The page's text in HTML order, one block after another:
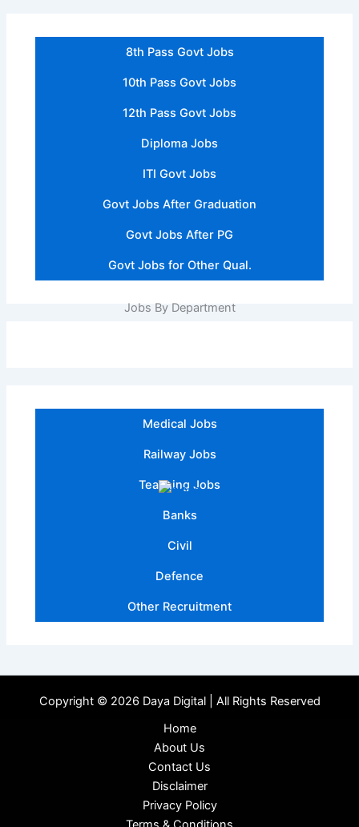
8th Pass Govt Jobs
10th Pass Govt Jobs
12th Pass Govt Jobs
Diploma Jobs
ITI Govt Jobs
Govt Jobs After Graduation
Govt Jobs After PG
Govt Jobs for Other Qual.
Jobs By Department
Medical Jobs
Railway Jobs
Teaching Jobs
Banks
Civil
Defence
Other Recruitment
Copyright © 2026 Daya Digital | All Rights Reserved
Home
About Us
Contact Us
Disclaimer
Privacy Policy